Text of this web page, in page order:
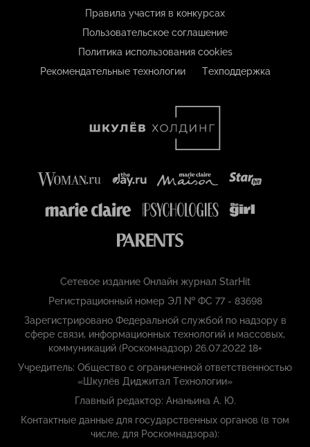
Правила участия в конкурсах
Пользовательское соглашение
Политика использования cookies
Рекомендательные технологии
Техподдержка
Сетевое издание Онлайн журнал StarHit
Регистрационный номер ЭЛ № ФС 77 - 83698
Зарегистрировано Федеральной службой по надзору в
сфере связи, информационных технологий и массовых,
коммуникаций (Роскомнадзор) 26.07.2022 18+
Учредитель: Общество с ограниченной ответственностью
«Шкулёв Диджитал Технологии»
Главный редактор: Ананьина А. Ю.
Контактные данные для государственных органов (в том
числе, для Роскомнадзора):